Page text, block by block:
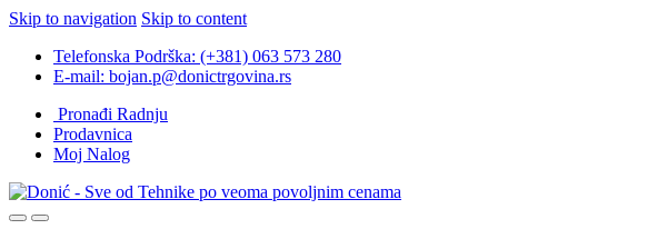
Skip to navigation Skip to content
Telefonska Podrška: (+381) 063 573 280
E-mail: bojan.p@donictrgovina.rs
Pronađi Radnju
Prodavnica
Moj Nalog